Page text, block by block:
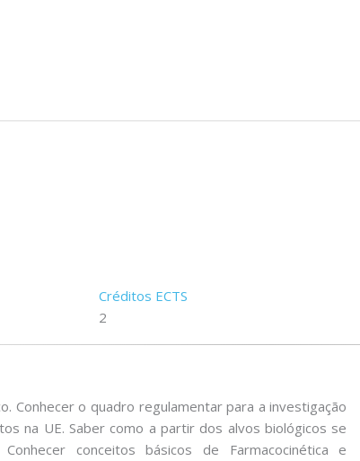
Créditos ECTS
2
Conhecer o quadro regulamentar para a investigação
na UE. Saber como a partir dos alvos biológicos se
conceitos básicos de Farmacocinética e